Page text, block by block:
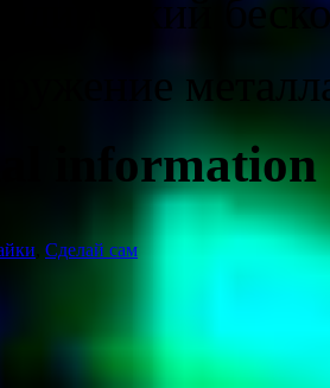
information
Сделай сам